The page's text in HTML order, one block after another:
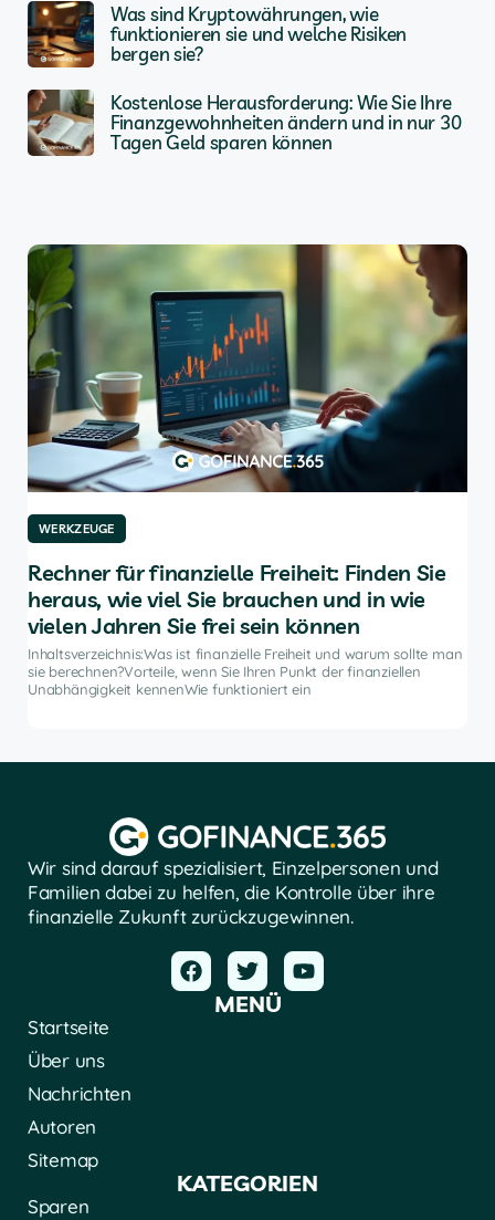
Was sind Kryptowährungen, wie
funktionieren sie und welche Risiken
bergen sie?
Kostenlose Herausforderung: Wie Sie Ihre
Finanzgewohnheiten ändern und in nur 30
Tagen Geld sparen können
WERKZEUGE
Rechner für finanzielle Freiheit: Finden Sie
heraus, wie viel Sie brauchen und in wie
vielen Jahren Sie frei sein können
Inhaltsverzeichnis:Was ist finanzielle Freiheit und warum sollte man
sie berechnen?Vorteile, wenn Sie Ihren Punkt der finanziellen
Unabhängigkeit kennenWie funktioniert ein
Wir sind darauf spezialisiert, Einzelpersonen und
Familien dabei zu helfen, die Kontrolle über ihre
finanzielle Zukunft zurückzugewinnen.
MENÜ
Startseite
Über uns
Nachrichten
Autoren
Sitemap
KATEGORIEN
Sparen